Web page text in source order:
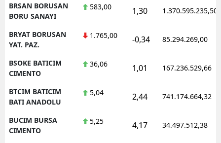
BRSAN BORUSAN
BORU SANAYI
583,00 1,30 1.370.595.235,50
BRYAT BORUSAN
YAT. PAZ.
1.765,00 -0,34 85.294.269,00
BSOKE BATICIM
CIMENTO
36,06 1,01 167.236.529,66
BTCIM BATICIM
BATI ANADOLU
5,04 2,44 741.174.664,32
BUCIM BURSA
CIMENTO
5,25 4,17 34.497.512,38